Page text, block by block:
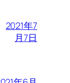
2021年7
月7日